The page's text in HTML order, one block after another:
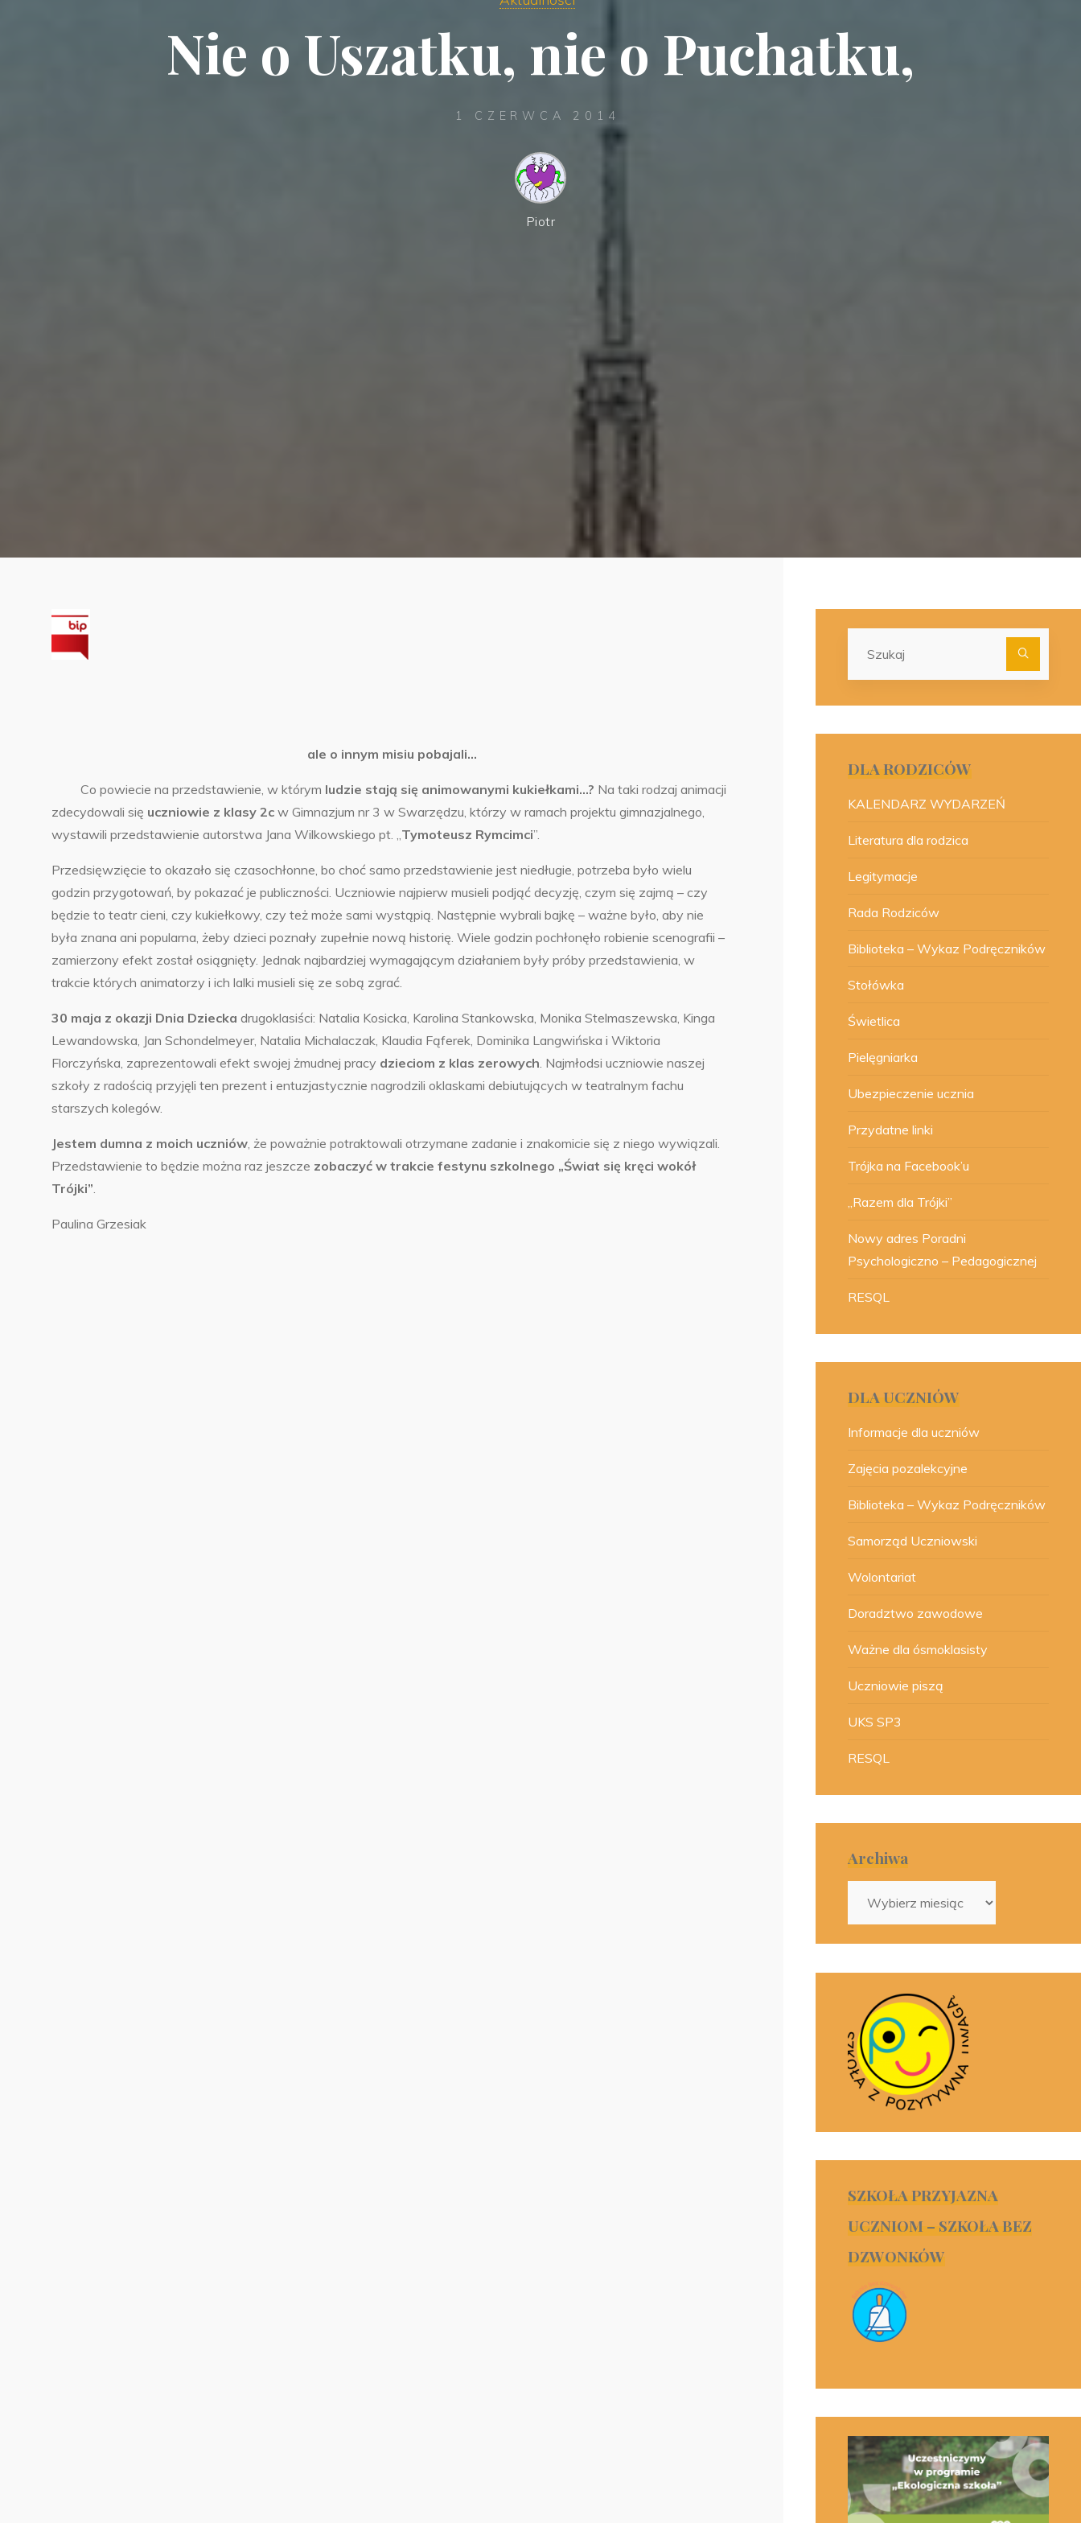
Nie o Uszatku, nie o Puchatku,
1 CZERWCA 2014
Piotr
ale o innym misiu pobajali…
Co powiecie na przedstawienie, w którym ludzie stają się animowanymi kukiełkami…? Na taki rodzaj animacji
zdecydowali się uczniowie z klasy 2c w Gimnazjum nr 3 w Swarzędzu, którzy w ramach projektu gimnazjalnego,
wystawili przedstawienie autorstwa Jana Wilkowskiego pt. „ Tymoteusz Rymcimci”.
Przedsięwzięcie to okazało się czasochłonne, bo choć samo przedstawienie jest niedługie, potrzeba było wielu
godzin przygotowań, by pokazać je publiczności. Uczniowie najpierw musieli podjąć decyzję, czym się zajmą – czy
będzie to teatr cieni, czy kukiełkowy, czy też może sami wystąpią. Następnie wybrali bajkę – ważne było, aby nie
była znana ani popularna, żeby dzieci poznały zupełnie nową historię. Wiele godzin pochłonęło robienie scenografii –
zamierzony efekt został osiągnięty. Jednak najbardziej wymagającym działaniem były próby przedstawienia, w
trakcie których animatorzy i ich lalki musieli się ze sobą zgrać.
30 maja z okazji Dnia Dziecka drugoklasiści: Natalia Kosicka, Karolina Stankowska, Monika Stelmaszewska, Kinga
Lewandowska, Jan Schondelmeyer, Natalia Michalaczak, Klaudia Fąferek, Dominika Langwińska i Wiktoria
Florczyńska, zaprezentowali efekt swojej żmudnej pracy dzieciom z klas zerowych . Najmłodsi uczniowie naszej
szkoły z radością przyjęli ten prezent i entuzjastycznie nagrodzili oklaskami debiutujących w teatralnym fachu
starszych kolegów.
Jestem dumna z moich uczniów , że poważnie potraktowali otrzymane zadanie i znakomicie się z niego wywiązali.
Przedstawienie to będzie można raz jeszcze zobaczyć w trakcie festynu szkolnego „Świat się kręci wokół
Trójki”
Paulina Grzesiak
DLA RODZICÓW
KALENDARZ WYDARZEŃ
Literatura dla rodzica
Legitymacje
Rada Rodziców
Biblioteka – Wykaz Podręczników
Stołówka
Świetlica
Pielęgniarka
Ubezpieczenie ucznia
Przydatne linki
Trójka na Facebook’u
„Razem dla Trójki”
Nowy adres Poradni
Psychologiczno – Pedagogicznej
RESQL
DLA UCZNIÓW
Informacje dla uczniów
Zajęcia pozalekcyjne
Biblioteka – Wykaz Podręczników
Samorząd Uczniowski
Wolontariat
Doradztwo zawodowe
Ważne dla ósmoklasisty
Uczniowie piszą
UKS SP3
RESQL
Archiwa
SZKOŁA PRZYJAZNA
UCZNIOM – SZKOŁA BEZ
DZWONKÓW